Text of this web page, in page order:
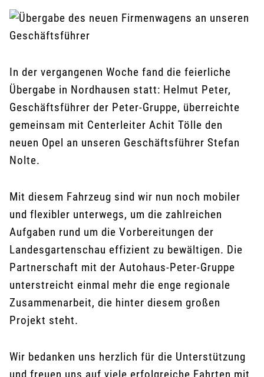
In der vergangenen Woche fand die feierliche
Übergabe in Nordhausen statt: Helmut Peter,
Geschäftsführer der Peter-Gruppe, überreichte
gemeinsam mit Centerleiter Achit Tölle den
neuen Opel an unseren Geschäftsführer Stefan
Nolte.
Mit diesem Fahrzeug sind wir nun noch mobiler
und flexibler unterwegs, um die zahlreichen
Aufgaben rund um die Vorbereitungen der
Landesgartenschau effizient zu bewältigen. Die
Partnerschaft mit der Autohaus-Peter-Gruppe
unterstreicht einmal mehr die enge regionale
Zusammenarbeit, die hinter diesem großen
Projekt steht.
Wir bedanken uns herzlich für die Unterstützung